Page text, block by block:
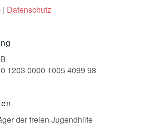
| Datenschutz
1203 0000 1005 4099 98
der freien Jugendhilfe